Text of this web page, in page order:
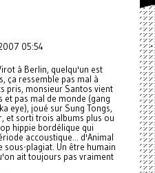
05:54
à Berlin, quelqu'un est
ça ressemble pas mal à
pris, monsieur Santos vient
et pas mal de monde (gang
eye), joué sur Sung Tongs,
et sorti trois albums plus ou
hippie bordélique qui
accoustique... d'Animal
sous-plagiat. Un être humain
ait toujours pas vraiment